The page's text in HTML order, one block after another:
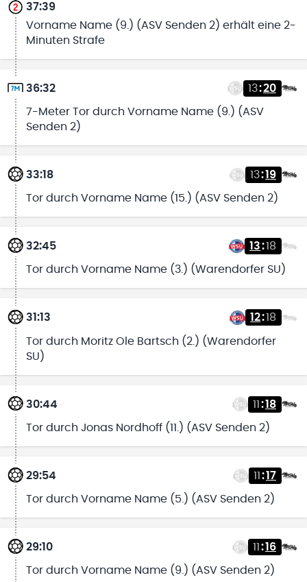
37:39
Vorname Name (9.) (ASV Senden 2) erhält eine 2-
Minuten Strafe
36:32 13:20
7-Meter Tor durch Vorname Name (9.) (ASV
Senden 2)
33:18 13:19
Tor durch Vorname Name (15.) (ASV Senden 2)
32:45 13:18
Tor durch Vorname Name (3.) (Warendorfer SU)
31:13 12:18
Tor durch Moritz Ole Bartsch (2.) (Warendorfer
SU)
30:44 11:18
Tor durch Jonas Nordhoff (11.) (ASV Senden 2)
29:54 11 :17
Tor durch Vorname Name (5.) (ASV Senden 2)
29:10 11 :16
Tor durch Vorname Name (9.) (ASV Senden 2)